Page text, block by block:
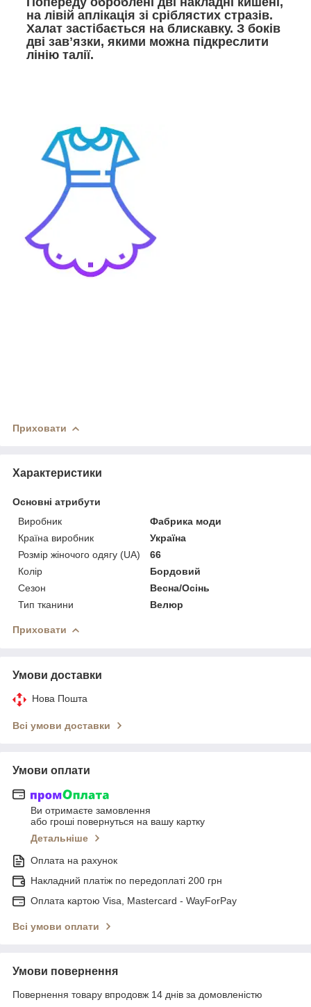
на лівій аплікація зі сріблястих стразів.
Халат застібається на блискавку. З боків
дві завʼязки, якими можна підкреслити
лінію талії.
Приховати
Характеристики
Основні атрибути
Виробник
Фабрика моди
Країна виробник
Україна
Розмір жіночого одягу (UA)
66
Колір
Бордовий
Сезон
Весна/Осінь
Тип тканини
Велюр
Приховати
Умови доставки
Нова Пошта
Всі умови доставки
Умови оплати
Ви отримаєте замовлення
або гроші повернуться на вашу картку
Детальніше
Оплата на рахунок
Накладний платіж по передоплаті 200 грн
Оплата картою Visa, Mastercard - WayForPay
Всі умови оплати
Умови повернення
Повернення товару впродовж 14 днів за домовленістю